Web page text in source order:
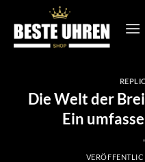
Inhalt
springen
Die Welt der
Ein